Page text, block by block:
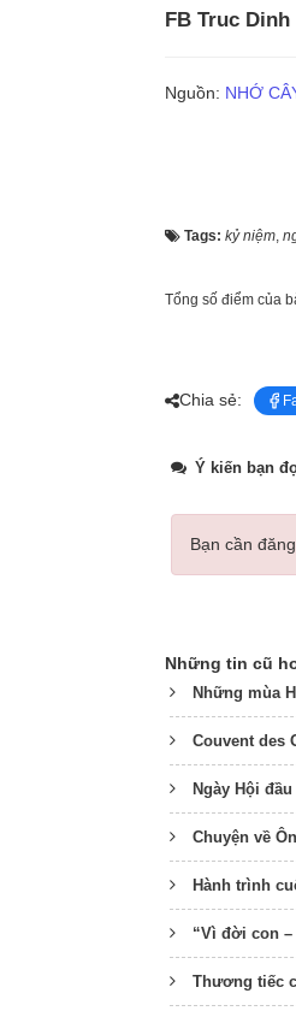
FB Truc Dinh
Nguồn: NHỚ
Tags: kỷ niệm
Tổng số điểm của
Chia sẻ:
Ý kiến bạn
Bạn cần
Những tin cũ
Những mùa
Couvent des
Ngày Hội
Chuyện về
Hành trình
“Vì đời con –
Thương tiếc